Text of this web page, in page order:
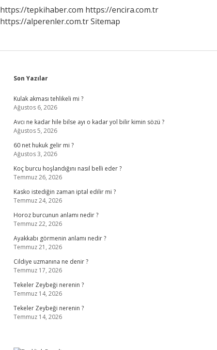
https://tepkihaber.com https://encira.com.tr
https://alperenler.com.trSitemap
Sidebar
Son Yazılar
Kulak akması tehlikeli mi ?
Ağustos 6, 2026
Avcı ne kadar hile bilse ayı o kadar yol bilir kimin sözü ?
Ağustos 5, 2026
60 net hukuk gelir mi ?
Ağustos 3, 2026
Koç burcu hoşlandığını nasıl belli eder ?
Temmuz 26, 2026
Kasko istediğin zaman iptal edilir mi ?
Temmuz 24, 2026
Horoz burcunun anlamı nedir ?
Temmuz 22, 2026
Ayakkabı görmenin anlamı nedir ?
Temmuz 21, 2026
Cildiye uzmanına ne denir ?
Temmuz 17, 2026
Tekeler Zeybeği nerenin ?
Temmuz 14, 2026
Tekeler Zeybeği nerenin ?
Temmuz 14, 2026